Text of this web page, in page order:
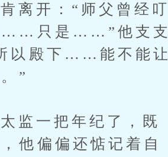
开：“师父曾经叮
……只是……”他支支
以殿下……能不能让
”
一把年纪了，既
他偏偏还惦记着自